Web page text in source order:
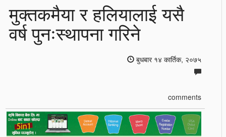
मुक्तकमैया र हलियालाई यसै
वर्ष पुनःस्थापना गरिने
बुधबार १४ कार्तिक, २०७५
comments